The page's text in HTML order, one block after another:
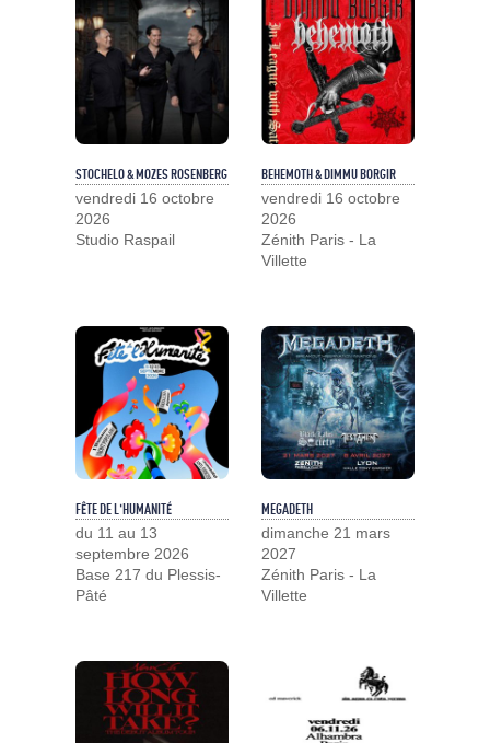
STOCHELO & MOZES ROSENBERG
vendredi 16 octobre
2026
Studio Raspail
BEHEMOTH & DIMMU BORGIR
vendredi 16 octobre
2026
Zénith Paris - La
Villette
FÊTE DE L'HUMANITÉ
du 11 au 13
septembre 2026
Base 217 du Plessis-
Pâté
MEGADETH
dimanche 21 mars
2027
Zénith Paris - La
Villette